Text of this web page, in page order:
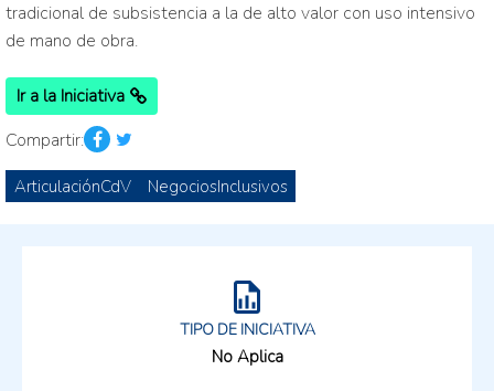
tradicional de subsistencia a la de alto valor con uso intensivo
de mano de obra.
Ir a la Iniciativa
Compartir:
ArticulaciónCdV NegociosInclusivos
TIPO DE INICIATIVA
No Aplica